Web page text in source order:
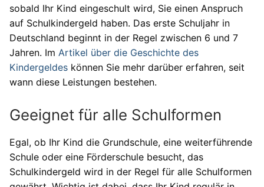
sobald Ihr Kind eingeschult wird, Sie einen Anspruch
auf Schulkindergeld haben. Das erste Schuljahr in
Deutschland beginnt in der Regel zwischen 6 und 7
Jahren. Im Artikel über die Geschichte des
Kindergeldes können Sie mehr darüber erfahren, seit
wann diese Leistungen bestehen.
Geeignet für alle Schulformen
Egal, ob Ihr Kind die Grundschule, eine weiterführende
Schule oder eine Förderschule besucht, das
Schulkindergeld wird in der Regel für alle Schulformen